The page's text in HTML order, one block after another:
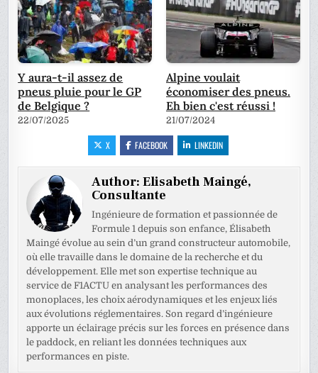
Y aura-t-il assez de
pneus pluie pour le GP
de Belgique ?
22/07/2025
Alpine voulait
économiser des pneus.
Eh bien c'est réussi !
21/07/2024
X FACEBOOK LINKEDIN
Author:Elisabeth Maingé,
Consultante
Ingénieure de formation et passionnée de
Formule 1 depuis son enfance, Élisabeth
Maingé évolue au sein d’un grand constructeur automobile,
où elle travaille dans le domaine de la recherche et du
développement. Elle met son expertise technique au
service de F1ACTU en analysant les performances des
monoplaces, les choix aérodynamiques et les enjeux liés
aux évolutions réglementaires. Son regard d’ingénieure
apporte un éclairage précis sur les forces en présence dans
le paddock, en reliant les données techniques aux
performances en piste.